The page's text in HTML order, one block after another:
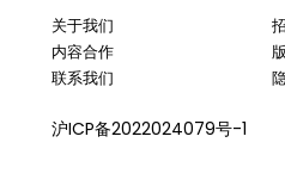
关于我们
内容合作
联系我们
沪ICP备2022024079号-1